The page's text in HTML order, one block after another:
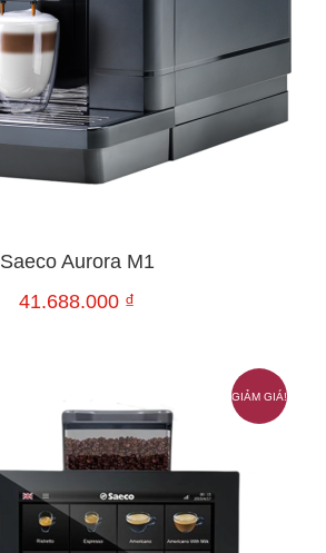
Saeco Aurora M1
41.688.000 ₫
GIẢM GIÁ!